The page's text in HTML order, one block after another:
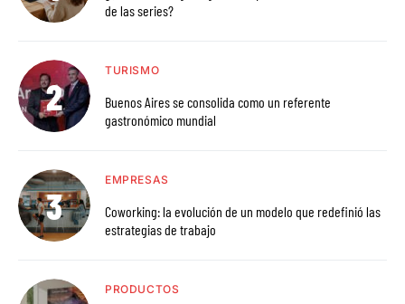
de las series?
TURISMO
Buenos Aires se consolida como un referente
gastronómico mundial
EMPRESAS
Coworking: la evolución de un modelo que redefinió las
estrategias de trabajo
PRODUCTOS